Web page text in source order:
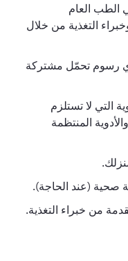
الطب العام
التغذية من خلال
رسوم تحمّل مشتركة
التي لا تستلزم
المنتظمة
(عند الحاجة).
من خبراء التغذية.